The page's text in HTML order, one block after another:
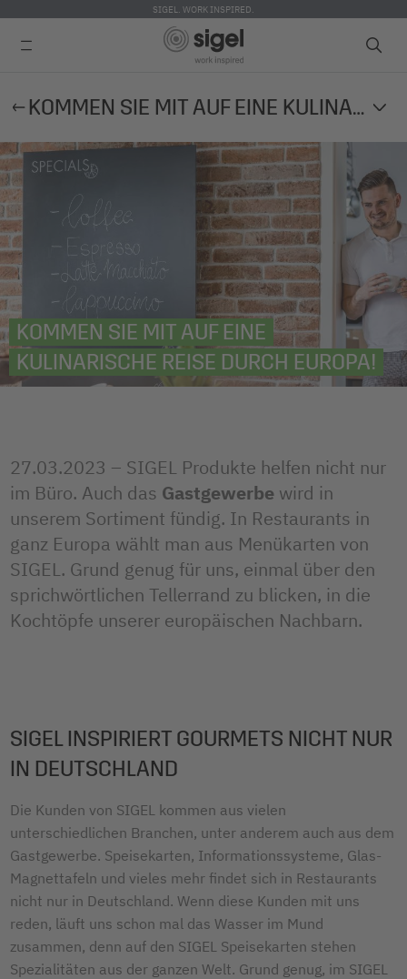
zum
SIGEL. WORK INSPIRED.
KOMMEN SIE MIT AUF EINE KULINARISCHE REISE DURCH EUROPA!
KOMMEN SIE MIT AUF EINE
KULINARISCHE REISE DURCH EUROPA!
27.03.2023 – SIGEL Produkte helfen nicht nur
im Büro. Auch das Gastgewerbe wird in
unserem Sortiment fündig. In Restaurants in
ganz Europa wählt man aus Menükarten von
SIGEL. Grund genug für uns, einmal über den
sprichwörtlichen Tellerrand zu blicken, in die
Kochtöpfe unserer europäischen Nachbarn.
SIGEL INSPIRIERT GOURMETS NICHT NUR
IN DEUTSCHLAND
Die Kunden von SIGEL kommen aus vielen
unterschiedlichen Branchen, unter anderem auch aus dem
Gastgewerbe. Speisekarten, Informationssysteme, Glas-
Magnettafeln und vieles mehr findet sich in Restaurants
nicht nur in Deutschland. Wenn diese Kunden mit uns
reden, läuft uns schon mal das Wasser im Mund
zusammen, denn auf den SIGEL Speisekarten stehen
Spezialitäten aus der ganzen Welt. Grund genug, im SIGEL